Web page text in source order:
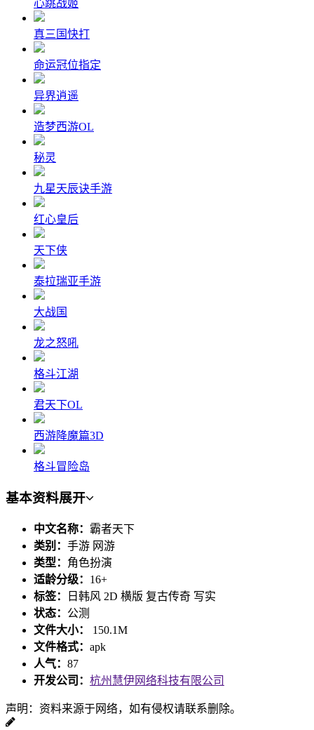
心跳战姬
真三国快打
命运冠位指定
异界逍遥
造梦西游OL
秘灵
九星天辰诀手游
红心皇后
天下侠
泰拉瑞亚手游
大战国
龙之怒吼
格斗江湖
君天下OL
西游降魔篇3D
格斗冒险岛
基本资料展开
中文名称： 霸者天下
类别： 手游 网游
类型： 角色扮演
适龄分级： 16+
标签：
日韩风 2D 横版 复古传奇 写实
状态： 公测
文件大小： 150.1M
文件格式： apk
人气： 87
开发公司： 杭州慧伊网络科技有限公司
声明：资料来源于网络，如有侵权请联系删除。